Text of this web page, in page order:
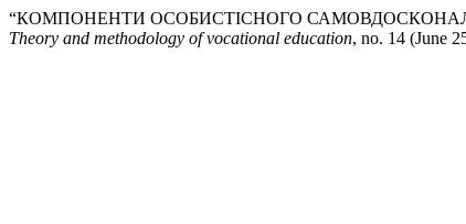
“КОМПОНЕНТИ ОСОБИСТІСНОГО
Theory and methodology of vocational education, no. 14 (June